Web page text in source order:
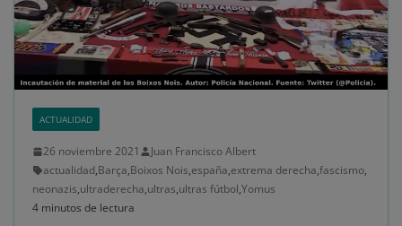
ACTUALIDAD
26 noviembre 2021
Juan Francisco Albert
actualidad,Barça,Boixos Nois,españa,extrema derecha,fascismo,
neonazis,ultraderecha,ultras,ultras fútbol,Yomus
4 minutos de lectura